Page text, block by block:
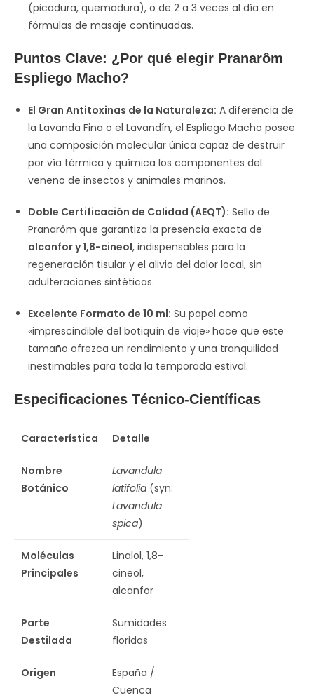
(picadura, quemadura), o de 2 a 3 veces al día en
fórmulas de masaje continuadas.
Puntos Clave: ¿Por qué elegir Pranarôm
Espliego Macho?
El Gran Antitoxinas de la Naturaleza: A diferencia de
la Lavanda Fina o el Lavandín, el Espliego Macho posee
una composición molecular única capaz de destruir
por vía térmica y química los componentes del
veneno de insectos y animales marinos.
Doble Certificación de Calidad (AEQT): Sello de
Pranarôm que garantiza la presencia exacta de
alcanfor y 1,8-cineol, indispensables para la
regeneración tisular y el alivio del dolor local, sin
adulteraciones sintéticas.
Excelente Formato de 10 ml: Su papel como
«imprescindible del botiquín de viaje» hace que este
tamaño ofrezca un rendimiento y una tranquilidad
inestimables para toda la temporada estival.
Especificaciones Técnico-Científicas
Característica Detalle
Nombre
Botánico
Lavandula
latifolia (syn:
Lavandula
spica)
Moléculas
Principales
Linalol, 1,8-
cineol,
alcanfor
Parte
Destilada
Sumidades
floridas
Origen
España /
Cuenca